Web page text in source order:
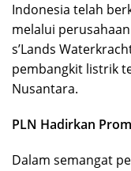
Indonesia telah
melalui
s’Lands
pembangkit listrik
Nusantara.
PLN Hadirkan
Dalam semangat